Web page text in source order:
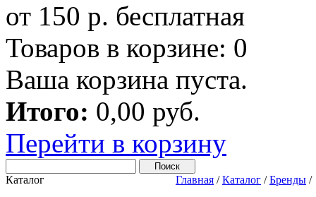
от 150 р. бесплатная
Товаров в корзине: 0
Ваша корзина пуста.
Итого: 0,00 руб.
Перейти в корзину
Каталог
Главная /Каталог /Бренды /